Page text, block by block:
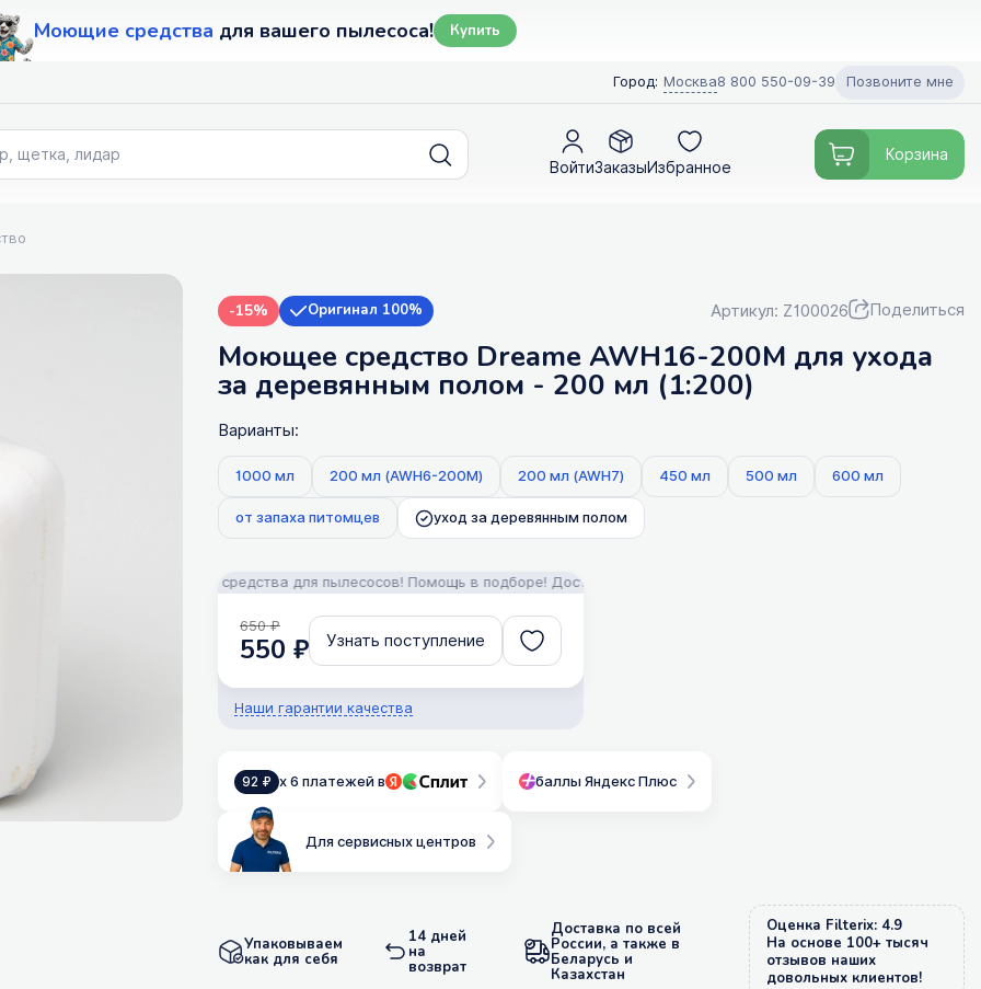
Моющие средства для вашего пылесоса! Купить
Город: Москва8 800 550-09-39 Позвоните мне
ВойтиЗаказыИзбранное
Корзина
-15% Оригинал 100% Артикул: Z100026 Поделиться
Моющее средство Dreame AWH16-200M для ухода
за деревянным полом - 200 мл (1:200)
Варианты:
1000 мл 200 мл (AWH6-200M) 200 мл (AWH7) 450 мл 500 мл
600 мл
от запаха питомцев
уход за деревянным полом
аксессуары и моющие средства для пылесосов! Помощь в подборе! Доставка!
650 ₽
550 ₽ Узнать поступление
Наши гарантии качества
92 ₽ x 6 платежей в баллы Яндекс Плюс
Для сервисных центров
Упаковываем
как для себя
14 дней
на
возврат
Доставка по всей
России, а также в
Беларусь и
Казахстан
Оценка Filterix: 4.9
На основе 100+ тысяч
отзывов наших
довольных клиентов!